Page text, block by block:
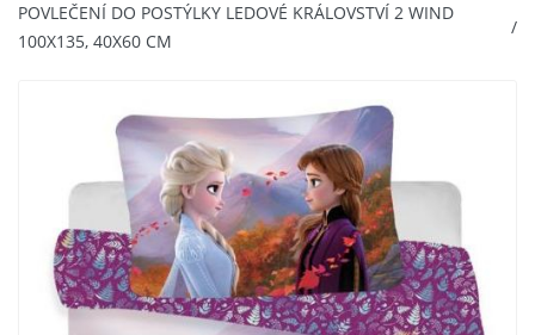
POVLEČENÍ DO POSTÝLKY LEDOVÉ KRÁLOVSTVÍ 2 WIND
100X135, 40X60 CM